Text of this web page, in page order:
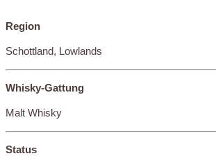
Region
Schottland, Lowlands
Whisky-Gattung
Malt Whisky
Status